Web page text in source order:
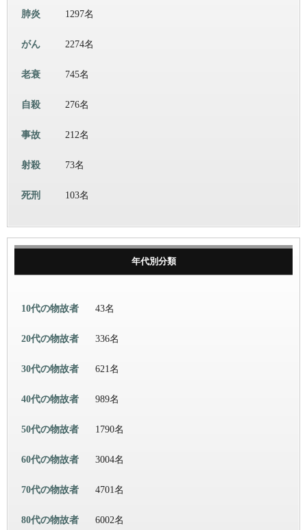
肺炎 1297名
がん 2274名
老衰 745名
自殺 276名
事故 212名
射殺 73名
死刑 103名
年代別分類
10代の物故者 43名
20代の物故者 336名
30代の物故者 621名
40代の物故者 989名
50代の物故者 1790名
60代の物故者 3004名
70代の物故者 4701名
80代の物故者 6002名